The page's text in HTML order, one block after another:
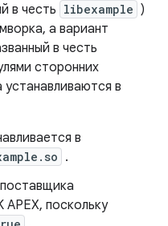
в честь libexample )
а вариант
в честь
сторонних
в
в
.
APEX, поскольку